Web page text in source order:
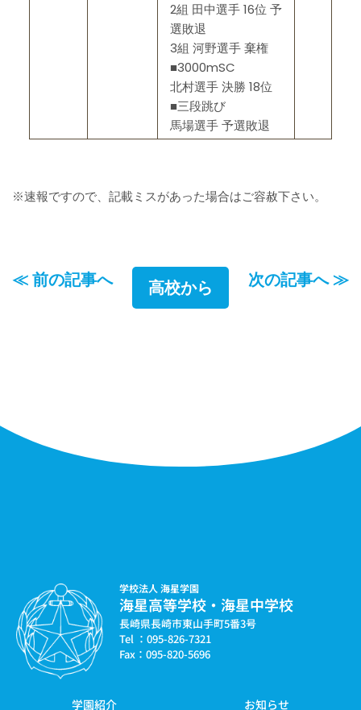
2組 田中選手 16位 予
選敗退
3組 河野選手 棄権
■3000mSC
北村選手 決勝 18位
■三段跳び
馬場選手 予選敗退
※速報ですので、記載ミスがあった場合はご容赦下さい。
≪ 前の記事へ 高校から 次の記事へ ≫
学校法人 海星学園
海星高等学校・海星中学校
長崎県長崎市東山手町5番3号
Tel ：095-826-7321
Fax：095-820-5696
学園紹介 お知らせ